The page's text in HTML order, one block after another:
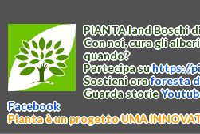
PIANTA.landBoschi
Con noi, cura gli
quando?
Partecipa suhttps://
Sostieni oraforesta
Guarda storie
Facebook
Pianta è un progetto UMA